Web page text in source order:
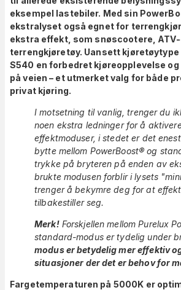
eksempel lastebiler. Med sin
ekstralyset også egnet for
ekstra effekt, som snøscootere, ATV-
terrengkjøretøy. Uansett kjøretøytype
S540 en forbedret kjøreopplevelse
på veien – et utmerket valg for både
privat kjøring.
I motsetning til vanlig, trenger du
noen ekstra ledninger for å
effektmoduser, i stedet er det
bytte mellom PowerBoost® og
trykke på bryteren på enden av
brukte modusen forblir i lysets
trenger å bekymre deg for at
tilbakestiller seg.
Merk!Forskjellen mellom Purelux
standard-modus er tydelig under
modus er betydelig mer effektiv
situasjoner der det er behov for
Fargetemperaturen på 5000K er